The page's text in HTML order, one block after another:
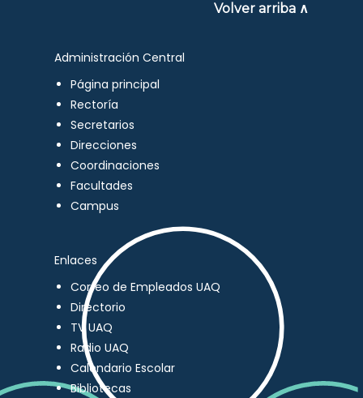
Volver arriba ∧
Administración Central
Página principal
Rectoría
Secretarios
Direcciones
Coordinaciones
Facultades
Campus
Enlaces
Correo de Empleados UAQ
Directorio
TV UAQ
Radio UAQ
Calendario Escolar
Bibliotecas